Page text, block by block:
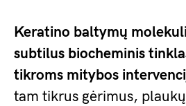
Keratino baltymų
subtilus biocheminis
tikroms mitybos
tam tikrus gėrimus,